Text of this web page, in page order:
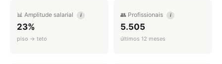
📊 Amplitude salarial i
23%
piso → teto
👥 Profissionais i
5.505
últimos 12 meses